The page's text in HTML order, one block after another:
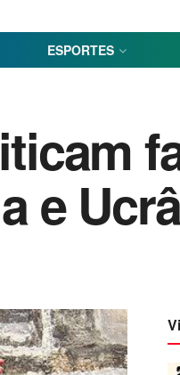
ESPORTES
e